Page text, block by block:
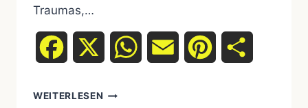
Traumas,…
Facebook WhatsAppEmail Pinterest
WEITERLESEN